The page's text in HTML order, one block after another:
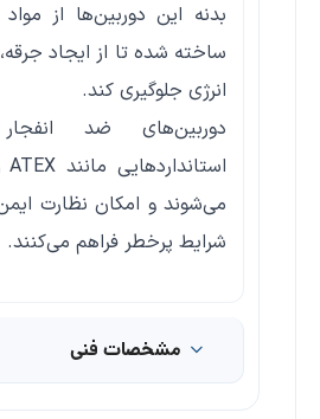
بدنه این دوربین‌ها از
ساخته شده تا از ایجاد
انرژی جلوگیری کند.
دوربین‌های ضد
می‌شوند و امکان نظارت
شرایط پرخطر فراهم می‌کنند.
مشخصات فنی